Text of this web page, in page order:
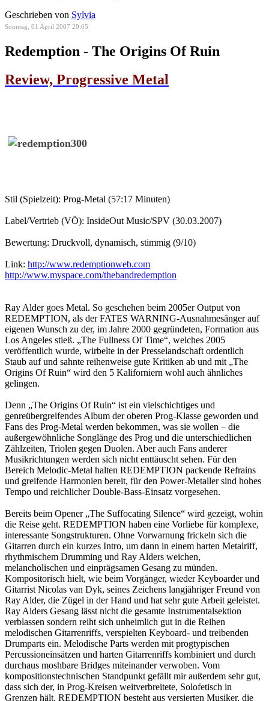
Geschrieben von Sylvia
Sonntag, 01 April 2007 20:05
Redemption - The Origins Of Ruin
Review, Progressive Metal
Stil (Spielzeit): Prog-Metal (57:17 Minuten)
Label/Vertrieb (VÖ): InsideOut Music/SPV (30.03.2007)
Bewertung: Druckvoll, dynamisch, stimmig (9/10)
Link: http://www.redemptionweb.com
http://www.myspace.com/thebandredemption
Ray Alder goes Metal. So geschehen beim 2005er Output von
REDEMPTION, als der FATES WARNING-Ausnahmesänger auf
eigenen Wunsch zu der, im Jahre 2000 gegründeten, Formation aus
Los Angeles stieß. „The Fullness Of Time“, welches 2005
veröffentlich wurde, wirbelte in der Presselandschaft ordentlich
Staub auf und sahnte reihenweise gute Kritiken ab und mit „The
Origins Of Ruin“ wird den 5 Kaliforniern wohl auch ähnliches
gelingen.
Denn „The Origins Of Ruin“ ist ein vielschichtiges und
genreübergreifendes Album der oberen Prog-Klasse geworden und
Fans des Prog-Metal werden bekommen, was sie wollen – die
außergewöhnliche Songlänge des Prog und die unterschiedlichen
Zählzeiten, Triolen gegen Duolen. Aber auch Fans anderer
Musikrichtungen werden sich nicht enttäuscht sehen. Für den
Bereich Melodic-Metal halten REDEMPTION packende Refrains
und greifende Harmonien bereit, für den Power-Metaller sind hohes
Tempo und reichlicher Double-Bass-Einsatz vorgesehen.
Bereits beim Opener „The Suffocating Silence“ wird gezeigt, wohin
die Reise geht. REDEMPTION haben eine Vorliebe für komplexe,
interessante Songstrukturen. Ohne Vorwarnung frickeln sich die
Gitarren durch ein kurzes Intro, um dann in einem harten Metalriff,
rhythmischem Drumming und Ray Alders weichen,
melancholischen und einprägsamen Gesang zu münden.
Kompositorisch hielt, wie beim Vorgänger, wieder Keyboarder und
Gitarrist Nicolas van Dyk, seines Zeichens langjähriger Freund von
Ray Alder, die Zügel in der Hand und hat sehr gute Arbeit geleistet.
Ray Alders Gesang lässt nicht die gesamte Instrumentalsektion
verblassen sondern reiht sich unheimlich gut in die Reihen
melodischen Gitarrenriffs, verspielten Keyboard- und treibenden
Drumparts ein. Melodische Parts werden mit progtypischen
Percussioneinsätzen und harten Gitarrenriffs kombiniert und durch
durchaus moshbare Bridges miteinander verwoben. Vom
kompositionstechnischen Standpunkt gefällt mir außerdem sehr gut,
dass sich der, in Prog-Kreisen weitverbreitete, Solofetisch in
Grenzen hält. REDEMPTION besteht aus versierten Musiker, die